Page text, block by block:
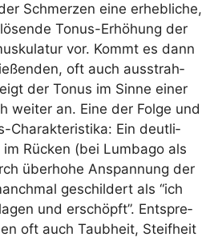
Schmer­zen eine erheb­li­che,
Tonus-Erhö­hung der
vor. Kommt es dann
oft auch aus­strah­
der Tonus im Sin­ne einer
wei­ter an. Eine der Fol­ge und
Cha­rak­te­ris­ti­ka: Ein deut­li­
Rücken (bei Lum­ba­go als
über­ho­he Anspan­nung der
geschil­dert als “ich
und erschöpft”. Ent­spre­
oft auch Taub­heit, Steif­heit